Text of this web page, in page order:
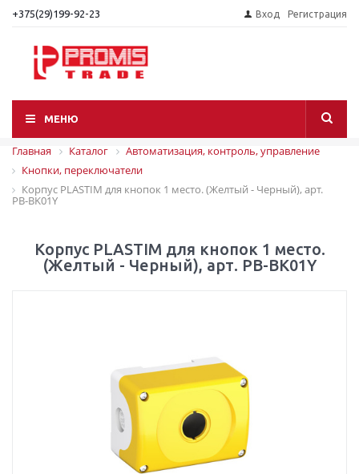
+375(29)199-92-23 Вход Регистрация
МЕНЮ
Главная Каталог
Автоматизация, контроль, управление
Кнопки, переключатели
Корпус PLASTIM для кнопок 1 место. (Желтый - Черный), арт.
PB-BK01Y
Корпус PLASTIM для кнопок 1 место.
(Желтый - Черный), арт. PB-BK01Y